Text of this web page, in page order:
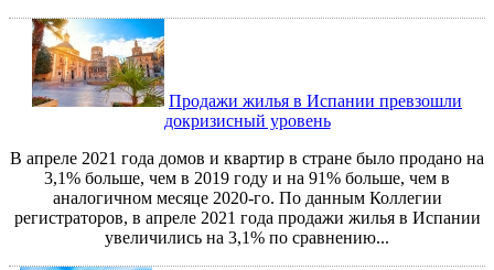
Продажи жилья в Испании превзошли
докризисный уровень
В апреле 2021 года домов и квартир в стране было продано на
3,1% больше, чем в 2019 году и на 91% больше, чем в
аналогичном месяце 2020-го. По данным Коллегии
регистраторов, в апреле 2021 года продажи жилья в Испании
увеличились на 3,1% по сравнению...